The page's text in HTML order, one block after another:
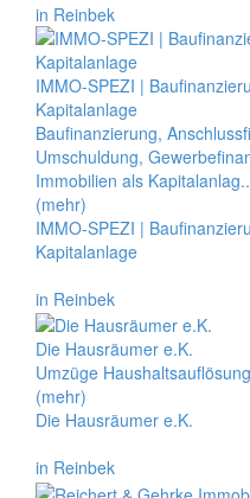
in Reinbek
IMMO-SPEZI |
Kapitalanlage
Baufinanzierung,
Umschuldung,
Immobilien als
(mehr)
IMMO-SPEZI |
Kapitalanlage
in Reinbek
Die Hausräumer e.K.
Umzüge
(mehr)
Die Hausräumer e.K.
in Reinbek